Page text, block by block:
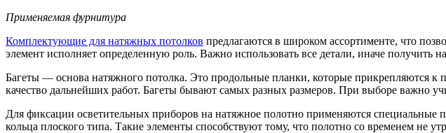
Применяемая фурнитура
Комплектующие для натяжных потолков предлагаются в широком ассортименте, что
элемент исполняет определенную роль. Важно использовать все детали, иначе
Багеты — основа натяжного потолка. Это продольные планки, которые прикрепляются
качество дальнейших работ. Багеты бывают самых разных размеров. При выборе важно
Для фиксации осветительных приборов на натяжное полотно применяются
кольца плоского типа. Такие элементы способствуют тому, что полотно со временем не